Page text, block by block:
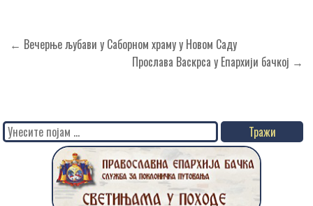
Кретање
← Вечерње љубави у Саборном храму у Новом Саду
Прослава Васкрса у Епархији бачкој →
Search
for: